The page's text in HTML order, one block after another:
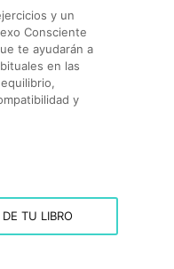
y un
Consciente
te ayudarán a
en las
y
TU LIBRO